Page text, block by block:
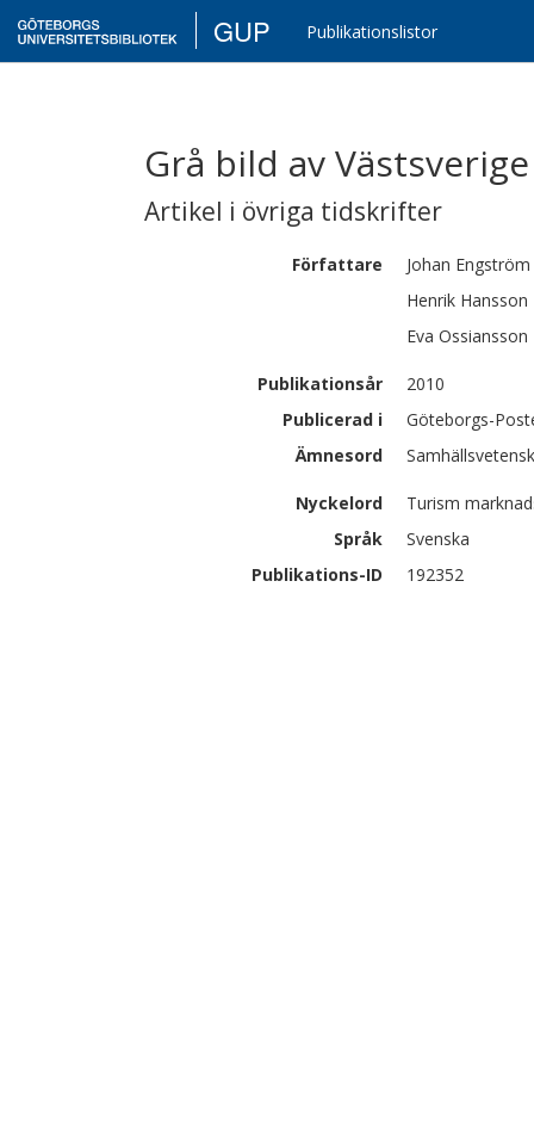
GUP Publikationslistor
Grå bild av
Artikel i övriga tidskrifter
Författare Johan Engström
Henrik Hansson
Eva Ossiansson
Publikationsår
2010
Publicerad i
Göteborgs-
Ämnesord
Nyckelord
Turism
Språk
Svenska
Publikations-ID
192352